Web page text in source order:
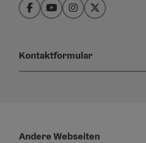
FacebookYouTubeInstagram
Twitter
Kontaktformular
Andere Webseiten